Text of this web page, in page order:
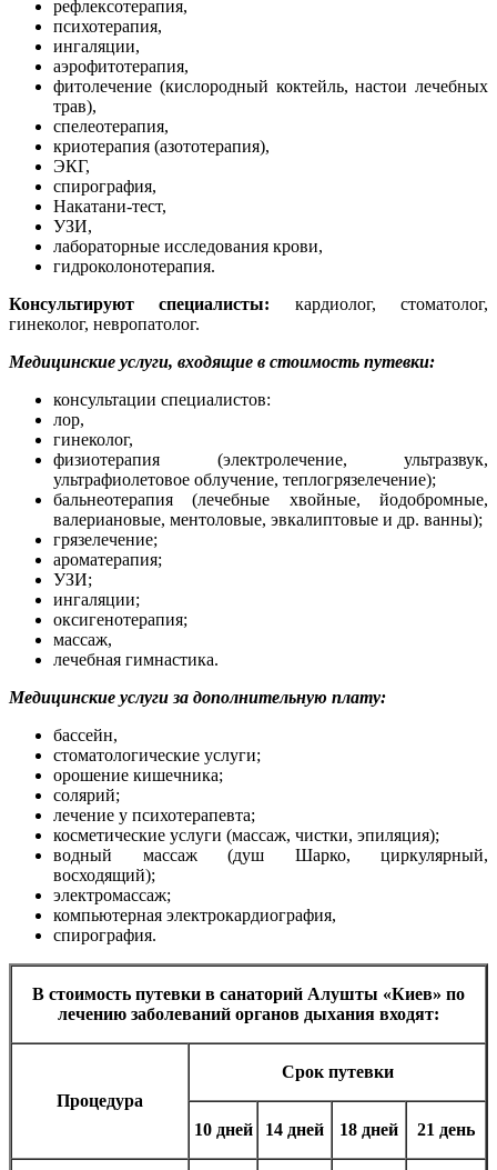
рефлексотерапия,
психотерапия,
ингаляции,
аэрофитотерапия,
фитолечение (кислородный коктейль, настои лечебных
трав),
спелеотерапия,
криотерапия (азототерапия),
ЭКГ,
спирография,
Накатани-тест,
УЗИ,
лабораторные исследования крови,
гидроколонотерапия.
Консультируют специалисты: кардиолог, стоматолог,
гинеколог, невропатолог.
Медицинские услуги, входящие в стоимость путевки:
консультации специалистов:
лор,
гинеколог,
физиотерапия (электролечение, ультразвук,
ультрафиолетовое облучение, теплогрязелечение);
бальнеотерапия (лечебные хвойные, йодобромные,
валериановые, ментоловые, эвкалиптовые и др. ванны);
грязелечение;
ароматерапия;
УЗИ;
ингаляции;
оксигенотерапия;
массаж,
лечебная гимнастика.
Медицинские услуги за дополнительную плату:
бассейн,
стоматологические услуги;
орошение кишечника;
солярий;
лечение у психотерапевта;
косметические услуги (массаж, чистки, эпиляция);
водный массаж (душ Шарко, циркулярный,
восходящий);
электромассаж;
компьютерная электрокардиография,
спирография.
В стоимость путевки в санаторий Алушты «Киев» по
лечению заболеваний органов дыхания входят:
Процедура
Срок путевки
10 дней 14 дней 18 дней 21 день